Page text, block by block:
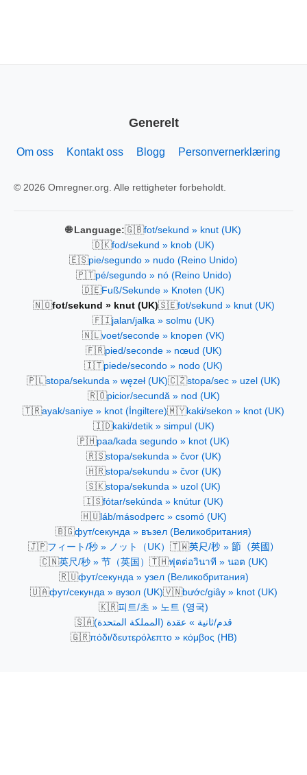
Generelt
Om oss Kontakt oss Blogg Personvernerklæring
© 2026 Omregner.org. Alle rettigheter forbeholdt.
🌐 Language:🇬🇧fot/sekund » knut (UK)
🇩🇰fod/sekund » knob (UK)
🇪🇸pie/segundo » nudo (Reino Unido)
🇵🇹pé/segundo » nó (Reino Unido)
🇩🇪Fuß/Sekunde » Knoten (UK)
🇳🇴fot/sekund » knut (UK)🇸🇪fot/sekund » knut (UK)
🇫🇮jalan/jalka » solmu (UK)
🇳🇱voet/seconde » knopen (VK)
🇫🇷pied/seconde » nœud (UK)
🇮🇹piede/secondo » nodo (UK)
🇵🇱stopa/sekunda » węzeł (UK)🇨🇿stopa/sec » uzel (UK)
🇷🇴picior/secundă » nod (UK)
🇹🇷ayak/saniye » knot (İngiltere)🇲🇾kaki/sekon » knot (UK)
🇮🇩kaki/detik » simpul (UK)
🇵🇭paa/kada segundo » knot (UK)
🇷🇸stopa/sekunda » čvor (UK)
🇭🇷stopa/sekundu » čvor (UK)
🇸🇰stopa/sekunda » uzol (UK)
🇮🇸fótar/sekúnda » knútur (UK)
🇭🇺láb/másodperc » csomó (UK)
🇧🇬фут/секунда » възел (Великобритания)
🇯🇵フィート/秒 » ノット（UK） 🇹🇼英尺/秒 » 節（英國）
🇨🇳英尺/秒 » 节（英国） 🇹🇭ฟุตต่อวินาที » นอต (UK)
🇷🇺фут/секунда » узел (Великобритания)
🇺🇦фут/секунда » вузол (UK)🇻🇳bước/giây » knot (UK)
🇰🇷피트/초 » 노트 (영국)
🇸🇦قدم/ثانية » عقدة (المملكة المتحدة)
🇬🇷πόδι/δευτερόλεπτο » κόμβος (ΗΒ)